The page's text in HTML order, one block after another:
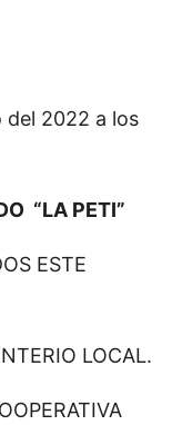
del 2022 a los
“LA PETI”
ESTE
LOCAL.